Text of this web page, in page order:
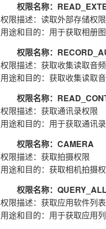
权限名称：
权限描述：读取外部存储权限
用途和目的：用于获取相册
权限名称：
权限描述：获取收集读取音
用途和目的：获取收集读取
权限名称：
权限描述：获取通讯录权限
用途和目的：用于获取通讯
权限名称：CAMERA
权限描述：获取拍摄权限
用途和目的：获取相机拍摄
权限名称：
权限描述：获取应用软件列表
用途和目的：用于获取应用